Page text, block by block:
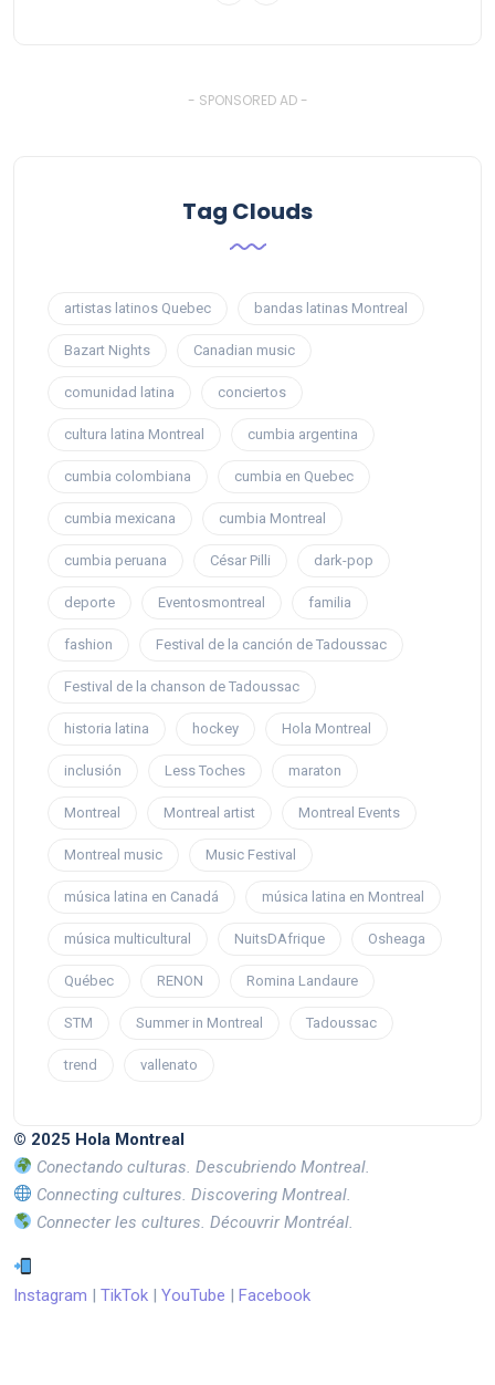
- SPONSORED AD -
Tag Clouds
artistas latinos Quebec bandas latinas Montreal
Bazart Nights Canadian music
comunidad latina conciertos
cultura latina Montreal cumbia argentina
cumbia colombiana cumbia en Quebec
cumbia mexicana cumbia Montreal
cumbia peruana César Pilli dark-pop
deporte Eventosmontreal familia
fashion Festival de la canción de Tadoussac
Festival de la chanson de Tadoussac
historia latina hockey Hola Montreal
inclusión Less Toches maraton
Montreal Montreal artist Montreal Events
Montreal music Music Festival
música latina en Canadá música latina en Montreal
música multicultural NuitsDAfrique Osheaga
Québec RENON Romina Landaure
STM Summer in Montreal Tadoussac
trend vallenato
© 2025 Hola Montreal
Conectando culturas. Descubriendo Montreal.
Connecting cultures. Discovering Montreal.
Connecter les cultures. Découvrir Montréal.
Instagram | TikTok | YouTube | Facebook